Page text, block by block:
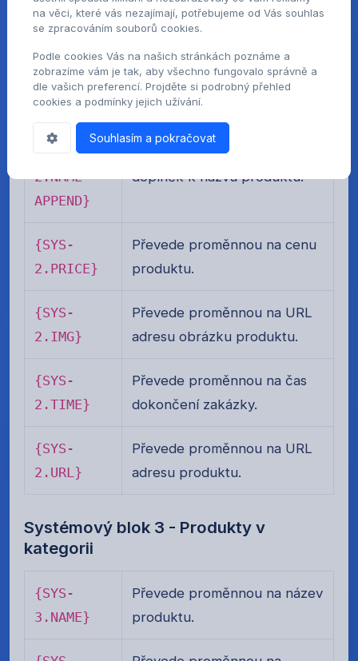
Systémový blok 2 - Připnuté produkty
v kategorii
{SYS-
2.NAME}
Převede proměnnou na název
produktu.
2.NAME-
APPEND}
Převede proměnnou na
doplněk k názvu produktu.
{SYS-
2.PRICE}
Převede proměnnou na cenu
produktu.
{SYS-
2.IMG}
Převede proměnnou na URL
adresu obrázku produktu.
{SYS-
2.TIME}
Převede proměnnou na čas
dokončení zakázky.
{SYS-
2.URL}
Převede proměnnou na URL
adresu produktu.
Systémový blok 3 - Produkty v
kategorii
{SYS-
3.NAME}
Převede proměnnou na název
produktu.
na věci, které vás nezajímají, potřebujeme od Vás souhlas
se zpracováním souborů cookies.
Podle cookies Vás na našich stránkách poznáme a
zobrazíme vám je tak, aby všechno fungovalo správně a
dle vašich preferencí. Projděte si podrobný přehled
cookies a podmínky jejich užívání.
Souhlasím a pokračovat